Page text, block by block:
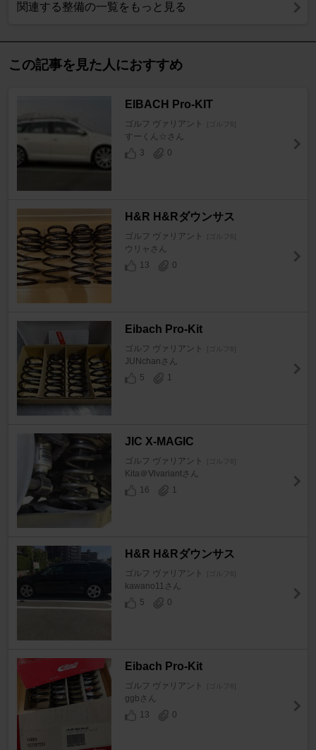
関連する整備の一覧をもっと見る
この記事を見た人におすすめ
EIBACH Pro-KIT
ゴルフ ヴァリアント
すーくん☆さん
3
0
H&R H&Rダウンサス
ゴルフ ヴァリアント
ウリャさん
13
0
Eibach Pro-Kit
ゴルフ ヴァリアント
JUNchanさん
5
1
JIC X-MAGIC
ゴルフ ヴァリアント
Kita＠Ⅵvariantさん
16
1
H&R H&Rダウンサス
ゴルフ ヴァリアント
kawano11さん
5
0
Eibach Pro-Kit
ゴルフ ヴァリアント
ggbさん
13
0